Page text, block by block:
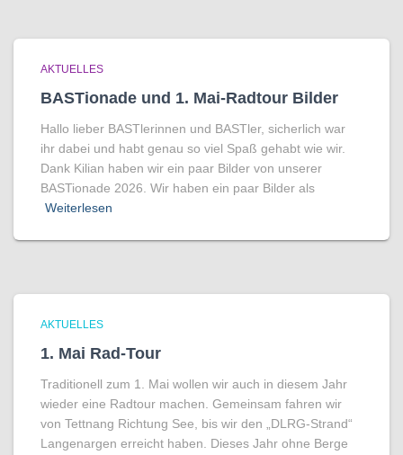
AKTUELLES
BASTionade und 1. Mai-Radtour Bilder
Hallo lieber BASTlerinnen und BASTler, sicherlich war
ihr dabei und habt genau so viel Spaß gehabt wie wir.
Dank Kilian haben wir ein paar Bilder von unserer
BASTionade 2026. Wir haben ein paar Bilder als
Weiterlesen
AKTUELLES
1. Mai Rad-Tour
Traditionell zum 1. Mai wollen wir auch in diesem Jahr
wieder eine Radtour machen. Gemeinsam fahren wir
von Tettnang Richtung See, bis wir den „DLRG-Strand“
Langenargen erreicht haben. Dieses Jahr ohne Berge